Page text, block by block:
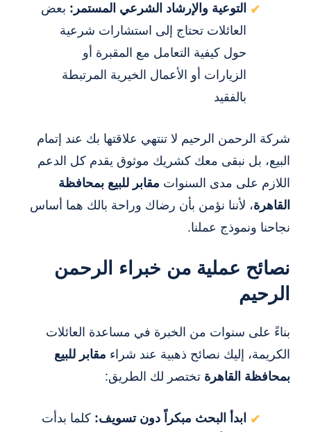
التوعية والإرشاد الشرعي المستمر: بعض
العائلات تحتاج إلى استشارات شرعية
حول كيفية التعامل مع المقبرة أو
الزيارات أو الأعمال الخيرية المرتبطة
بالفقيد
شركة الرحمن الرحيم لا تنتهي علاقتها بك عند إتمام
البيع، بل نبقى معك كشريك موثوق يقدم كل الدعم
اللازم على مدى السنوات مقابر للبيع بمحافظة
القاهرة، لأننا نؤمن بأن رضاك وراحة بالك هما أساس
نجاحنا ونموذج عملنا.
نصائح عملية من خبراء الرحمن
الرحيم
بناءً على سنوات من الخبرة في مساعدة العائلات
الكريمة، إليك نصائح ذهبية عند شراء مقابر للبيع
بمحافظة القاهرة تختصر لك الطريق:
ابدأ البحث مبكراً دون تسويف: كلما بدأت